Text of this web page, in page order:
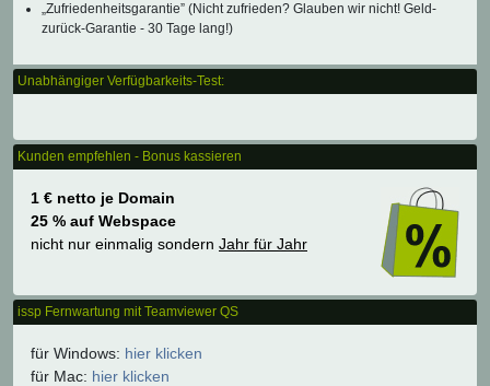
„Zufriedenheitsgarantie” (Nicht zufrieden? Glauben wir nicht! Geld-
zurück-Garantie - 30 Tage lang!)
Unabhängiger Verfügbarkeits-Test:
Kunden empfehlen - Bonus kassieren
1 € netto je Domain
25 % auf Webspace
nicht nur einmalig sondern Jahr für Jahr
issp Fernwartung mit Teamviewer QS
für Windows: hier klicken
für Mac: hier klicken